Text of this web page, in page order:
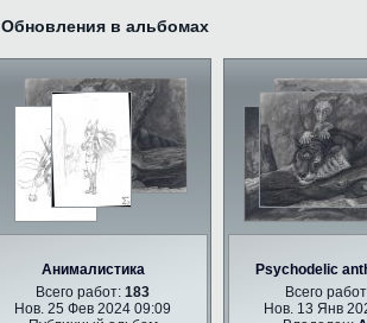
Обновления в альбомах
Анималистика
Всего работ:183
Нов. 25 Фев 2024 09:09
Psychodelic
Всего работ:
Нов. 13 Янв